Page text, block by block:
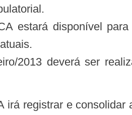
estará disponível
2013 deverá ser